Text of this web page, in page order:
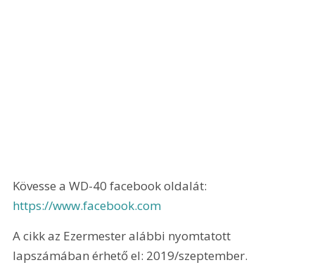
Kövesse a WD-40 facebook oldalát:
https://www.facebook.com
A cikk az Ezermester alábbi nyomtatott
lapszámában érhető el: 2019/szeptember.